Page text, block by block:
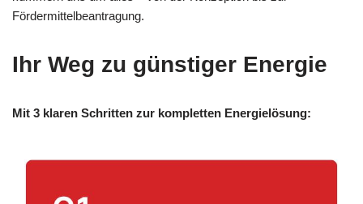
Fördermittelbeantragung.
Ihr Weg zu günstiger Energie
Mit 3 klaren Schritten zur kompletten Energielösung: